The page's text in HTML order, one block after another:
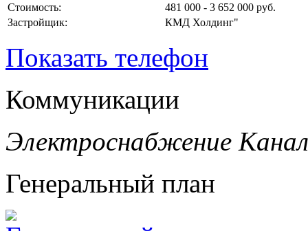
Стоимость:
481 000 - 3 652 000 руб.
Застройщик:
КМД Холдинг"
Показать телефон
Коммуникации
Электроснабжение
Генеральный план